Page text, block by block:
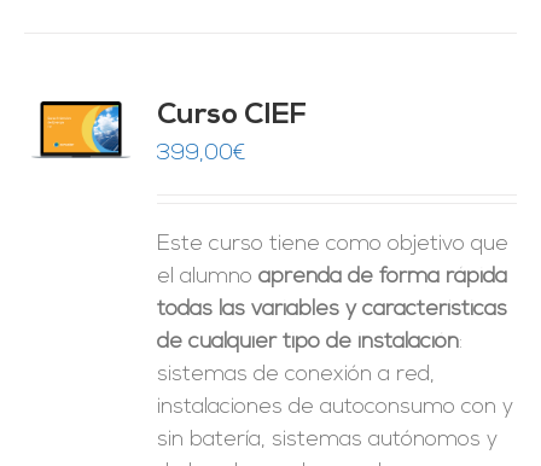
Curso CIEF
399,00€
Este curso tiene como objetivo que
el alumnoaprenda de forma rápida
todas las variables y características
de cualquier tipo de instalación:
sistemas de conexión a red,
instalaciones de autoconsumo con y
sin batería, sistemas autónomos y